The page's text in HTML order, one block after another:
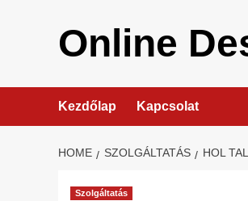
Online
Kezdőlap Kapcsolat
HOME SZOLGÁLTATÁS HOL
Szolgáltatás